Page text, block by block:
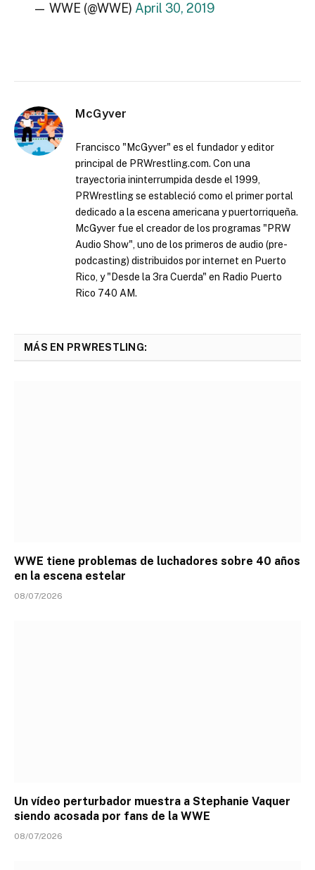
— WWE (@WWE) April 30, 2019
McGyver
Francisco "McGyver" es el fundador y editor
principal de PRWrestling.com. Con una
trayectoria ininterrumpida desde el 1999,
PRWrestling se estableció como el primer portal
dedicado a la escena americana y puertorriqueña.
McGyver fue el creador de los programas "PRW
Audio Show", uno de los primeros de audio (pre-
podcasting) distribuidos por internet en Puerto
Rico, y "Desde la 3ra Cuerda" en Radio Puerto
Rico 740 AM.
MÁS EN PRWRESTLING:
WWE tiene problemas de luchadores sobre 40 años
en la escena estelar
08/07/2026
Un vídeo perturbador muestra a Stephanie Vaquer
siendo acosada por fans de la WWE
08/07/2026